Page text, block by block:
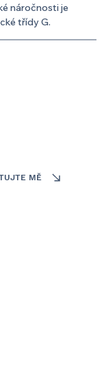
náročnosti je
třídy G.
MĚ